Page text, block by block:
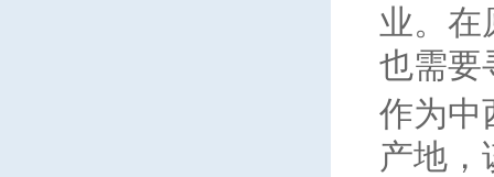
业。在
也需要
作为中
产地，